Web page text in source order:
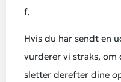
f.
Hvis du har sendt en
vurderer vi straks, om
sletter derefter dine